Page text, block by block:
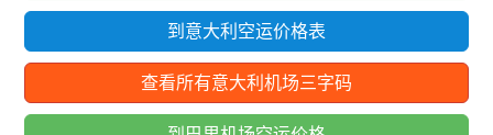
到意大利空运价格表
查看所有意大利机场三字码